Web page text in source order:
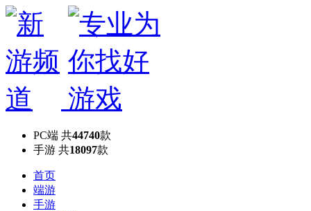
PC端 共44740款
手游 共18097款
首页
端游
手游